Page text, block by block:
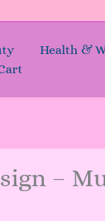
Health &
–